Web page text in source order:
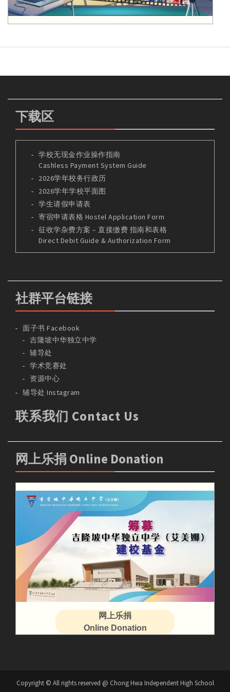
下载区
学校无现金作业操作指南
Cashless Payment System Guide
2026学年校务行政历
2026学年学校平面图
学生请假申请表
寄宿申请表格 Hostel Application Form
征收学杂费方案 – 直接缴费 指南和表格
Direct Debit Guide & Authorization Form
社群平台链接
面子书 Facebook
吉隆坡中华独立中学
辅导处
学术竞赛处
资源中心
辅导处 Instagram
联系我们 Contact Us
网上乐捐 Online Donation
网上乐捐
Online Donation
Copyright © All rights reserved @ Chong Hwa Independent High School